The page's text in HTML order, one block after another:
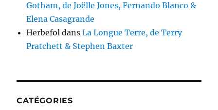
Gotham, de Joëlle Jones, Fernando Blanco &
Elena Casagrande
Herbefol dansLa Longue Terre, de Terry
Pratchett & Stephen Baxter
CATÉGORIES